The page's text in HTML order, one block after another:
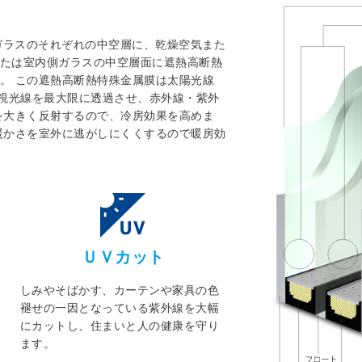
スのそれぞれの中空層に、乾燥空気また
は室内側ガラスの中空層面に遮熱高断熱
この遮熱高断熱特殊金属膜は太陽光線
光線を最大限に透過させ、赤外線・紫外
きく反射するので、冷房効果を高めま
さを室外に逃がしにくくするので暖房効
ＵＶカット
しみやそばかす、カーテンや家具の色
褪せの一因となっている紫外線を大幅
にカットし、住まいと人の健康を守り
ます。